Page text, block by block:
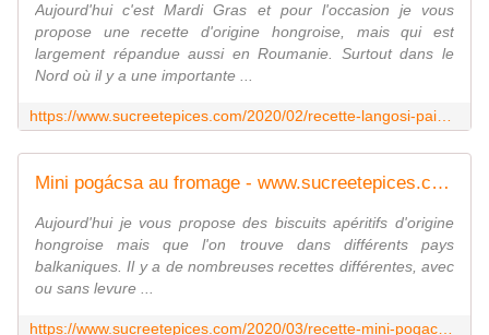
Aujourd'hui c'est Mardi Gras et pour l'occasion je vous
propose une recette d'origine hongroise, mais qui est
largement répandue aussi en Roumanie. Surtout dans le
Nord où il y a une importante ...
Mini pogácsa au fromage - www.sucreetepices.com
Aujourd'hui je vous propose des biscuits apéritifs d'origine
hongroise mais que l'on trouve dans différents pays
balkaniques. Il y a de nombreuses recettes différentes, avec
ou sans levure ...